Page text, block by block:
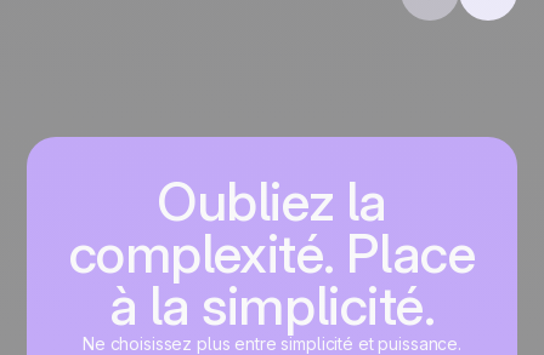
Oubliez la
complexité. Place
à la simplicité.
Ne choisissez plus entre simplicité et puissance.